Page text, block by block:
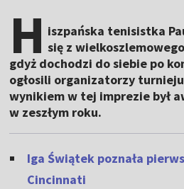
H iszpańska tenisistka
się z
gdyż dochodzi do siebie po
ogłosili organizatorzy
wynikiem w tej imprezie był
w zeszłym roku.
Iga Świątek poznała
Cincinnati